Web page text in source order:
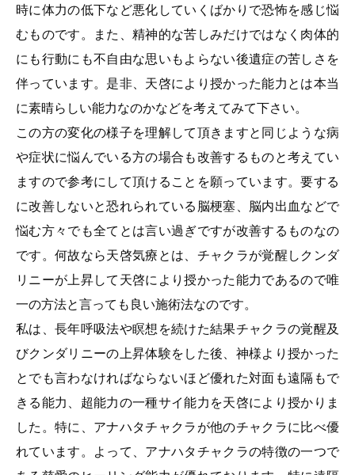
時に体力の低下など悪化していくばかりで恐怖を感じ悩
むものです。また、精神的な苦しみだけではなく肉体的
にも行動にも不自由な思いもよらない後遺症の苦しさを
伴っています。是非、天啓により授かった能力とは本当
に素晴らしい能力なのかなどを考えてみて下さい。
この方の変化の様子を理解して頂きますと同じような病
や症状に悩んでいる方の場合も改善するものと考えてい
ますので参考にして頂けることを願っています。要する
に改善しないと恐れられている脳梗塞、脳内出血などで
悩む方々でも全てとは言い過ぎですが改善するものなの
です。何故なら天啓気療とは、チャクラが覚醒しクンダ
リニーが上昇して天啓により授かった能力であるので唯
一の方法と言っても良い施術法なのです。
私は、長年呼吸法や瞑想を続けた結果チャクラの覚醒及
びクンダリニーの上昇体験をした後、神様より授かった
とでも言わなければならないほど優れた対面も遠隔もで
きる能力、超能力の一種サイ能力を天啓により授かりま
した。特に、アナハタチャクラが他のチャクラに比べ優
れています。よって、アナハタチャクラの特徴の一つで